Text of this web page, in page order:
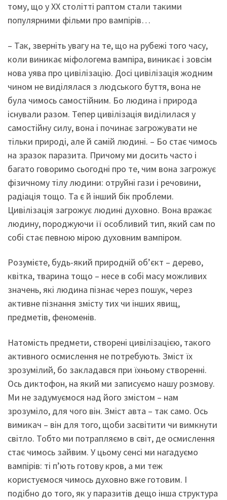
тому, що у ХХ столітті раптом стали такими
популярними фільми про вампірів…
– Так, зверніть увагу на те, що на рубежі того часу,
коли виникає міфологема вампіра, виникає і зовсім
нова уява про цивілізацію. Досі цивілізація жодним
чином не виділялася з людського буття, вона не
була чимось самостійним. Бо людина і природа
існували разом. Тепер цивілізація виділилася у
самостійну силу, вона і починає загрожувати не
тільки природі, але й самій людині. – Бо стає чимось
на зразок паразита. Причому ми досить часто і
багато говоримо сьогодні про те, чим вона загрожує
фізичному тілу людини: отруйні гази і речовини,
радіація тощо. Та є й інший бік проблеми.
Цивілізація загрожує людині духовно. Вона вражає
людину, породжуючи її особливий тип, який сам по
собі стає певною мірою духовним вампіром.
Розумієте, будь-який природній об’єкт – дерево,
квітка, тварина тощо – несе в собі масу можливих
значень, які людина пізнає через пошук, через
активне пізнання змісту тих чи інших явищ,
предметів, феноменів.
Натомість предмети, створені цивілізацією, такого
активного осмислення не потребують. Зміст їх
зрозумілий, бо закладався при їхньому створенні.
Ось диктофон, на який ми записуємо нашу розмову.
Ми не задумуємося над його змістом – нам
зрозуміло, для чого він. Зміст авта – так само. Ось
вимикач – він для того, щоби засвітити чи вимкнути
світло. Тобто ми потрапляємо в світ, де осмислення
стає чимось зайвим. У цьому сенсі ми нагадуємо
вампірів: ті п’ють готову кров, а ми теж
користуємося чимось духовно вже готовим. І
подібно до того, як у паразитів дещо інша структура